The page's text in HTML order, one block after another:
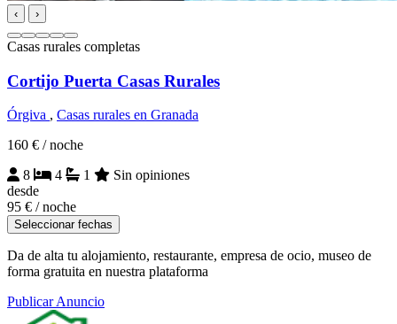
‹ ›
Casas rurales completas
Cortijo Puerta Casas Rurales
Órgiva , Casas rurales en Granada
160 € / noche
8
4 1
Sin opiniones
desde
95 € / noche
Seleccionar fechas
Da de alta tu alojamiento, restaurante, empresa de ocio, museo de
forma gratuita en nuestra plataforma
Publicar Anuncio